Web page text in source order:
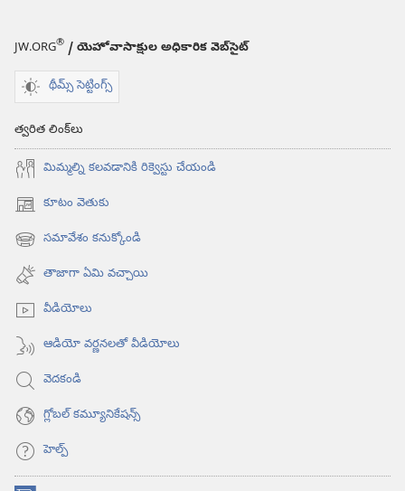
JW.ORG® / యెహోవాసాక్షుల అధికారిక వెబ్‌సైట్‌
థీమ్స్ సెట్టింగ్స్
త్వరిత లింక్‌లు
మిమ్మల్ని కలవడానికి రిక్వెస్టు చేయండి
కూటం వెతుకు
(కొత్త
విండో
ఓపెన్‌
అవుతుంది)
సమావేశం కనుక్కోండి
(కొత్త
విండో
ఓపెన్‌
అవుతుంది)
తాజాగా ఏమి వచ్చాయి
వీడియోలు
ఆడియో వర్ణనలతో వీడియోలు
వెదకండి
గ్లోబల్‌ కమ్యూనికేషన్స్‌
హెల్ప్‌